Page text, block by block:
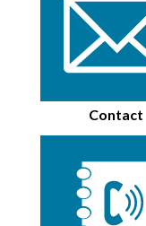
Contact